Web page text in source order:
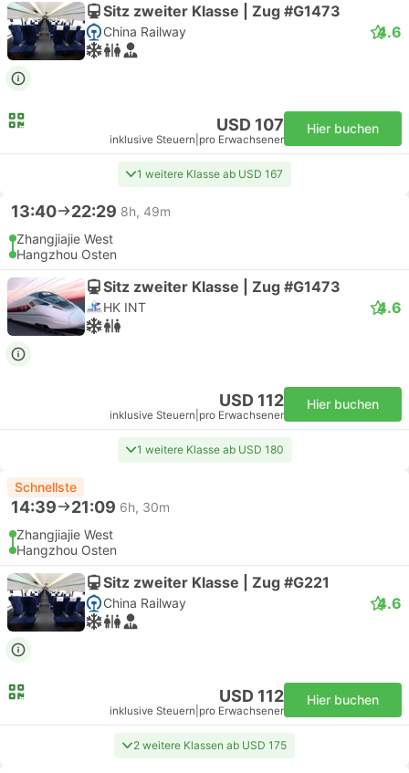
Sitz zweiter Klasse | Zug #G1473
China Railway 4.6
USD 107
inklusive Steuern pro Erwachsener
Hier buchen
1 weitere Klasse ab USD 167
13:40 22:29 8h, 49m
Zhangjiajie West
Hangzhou Osten
Sitz zweiter Klasse | Zug #G1473
HK INT 4.6
USD 112
inklusive Steuern pro Erwachsener
Hier buchen
1 weitere Klasse ab USD 180
Schnellste
14:39 21:09 6h, 30m
Zhangjiajie West
Hangzhou Osten
Sitz zweiter Klasse | Zug #G221
China Railway 4.6
USD 112
inklusive Steuern pro Erwachsener
Hier buchen
2 weitere Klassen ab USD 175